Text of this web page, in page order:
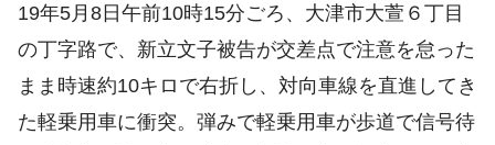
19年5月8日午前10時15分ごろ、大津市大萱６丁目
の丁字路で、新立文子被告が交差点で注意を怠った
まま時速約10キロで右折し、対向車線を直進してき
た軽乗用車に衝突。弾みで軽乗用車が歩道で信号待